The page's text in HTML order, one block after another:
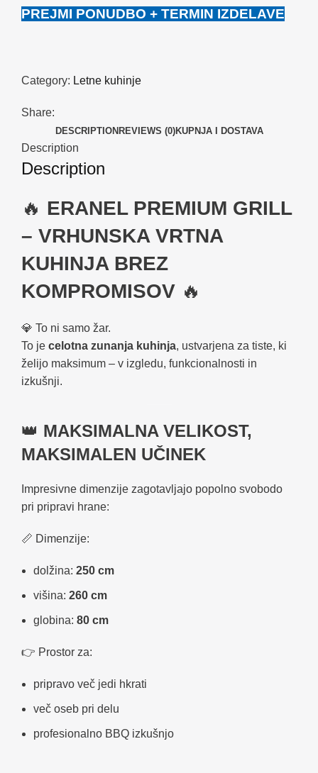
PREJMI PONUDBO + TERMIN IZDELAVE
Category: Letne kuhinje
Share:
DESCRIPTION REVIEWS (0)KUPNJA I DOSTAVA
Description
Description
🔥 ERANEL PREMIUM GRILL
– VRHUNSKA VRTNA
KUHINJA BREZ
KOMPROMISOV 🔥
💎 To ni samo žar.
To je celotna zunanja kuhinja, ustvarjena za tiste, ki
želijo maksimum – v izgledu, funkcionalnosti in
izkušnji.
👑 MAKSIMALNA VELIKOST,
MAKSIMALEN UČINEK
Impresivne dimenzije zagotavljajo popolno svobodo
pri pripravi hrane:
📏 Dimenzije:
dolžina: 250 cm
višina: 260 cm
globina: 80 cm
👉 Prostor za:
pripravo več jedi hkrati
več oseb pri delu
profesionalno BBQ izkušnjo